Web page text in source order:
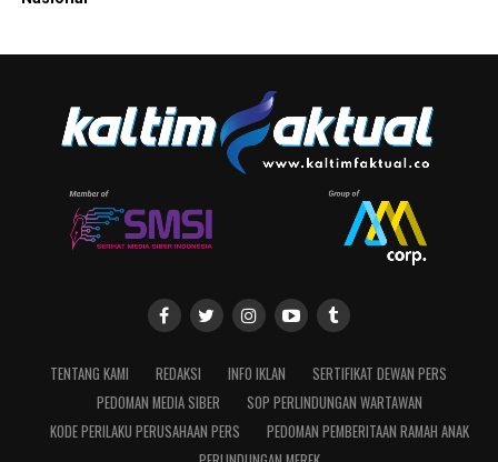
TENTANG KAMI REDAKSI INFO IKLAN
SERTIFIKAT DEWAN PERS
PEDOMAN MEDIA SIBER
SOP PERLINDUNGAN WARTAWAN
KODE PERILAKU PERUSAHAAN PERS
PEDOMAN PEMBERITAAN RAMAH ANAK